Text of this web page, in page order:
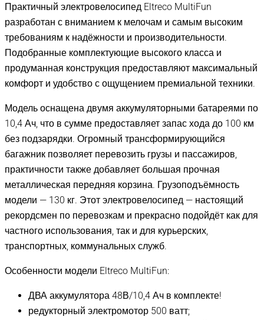
Практичный электровелосипед Eltreco MultiFun
разработан с вниманием к мелочам и самым высоким
требованиям к надёжности и производительности.
Подобранные комплектующие высокого класса и
продуманная конструкция предоставляют максимальный
комфорт и удобство с ощущением премиальной техники.
Модель оснащена двумя аккумуляторными батареями по
10,4 Ач, что в сумме предоставляет запас хода до 100 км
без подзарядки. Огромный трансформирующийся
багажник позволяет перевозить грузы и пассажиров,
практичности также добавляет большая прочная
металлическая передняя корзина. Грузоподъёмность
модели — 130 кг. Этот электровелосипед — настоящий
рекордсмен по перевозкам и прекрасно подойдёт как для
частного использования, так и для курьерских,
транспортных, коммунальных служб.
Особенности модели Eltreco MultiFun:
ДВА аккумулятора 48В/10,4 Ач в комплекте!
редукторный электромотор 500 ватт;